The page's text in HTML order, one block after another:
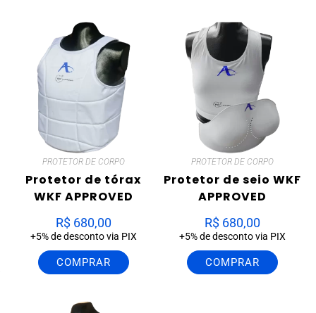
PROTETOR DE CORPO
Protetor de tórax
WKF APPROVED
R$680,00
+5% de desconto via PIX
COMPRAR
PROTETOR DE CORPO
Protetor de seio WKF
APPROVED
R$ 680,00
+5% de desconto via PIX
COMPRAR